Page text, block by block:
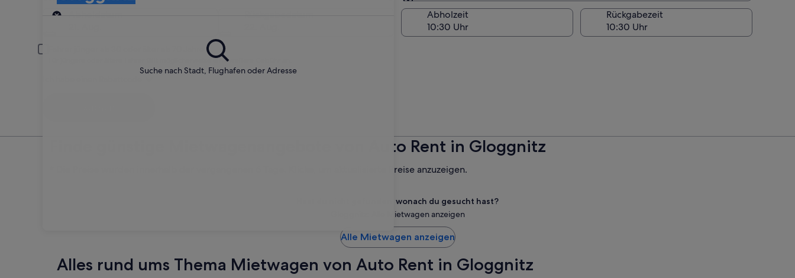
Suche nach Stadt, Flughafen oder Adresse
Abholort
Am Abholort
Abholzeit Rückgabezeit
Für jüngere oder ältere Fahrer fällt möglicherweise eine weitere Gebühr an.
Finde günstige Mietwagenangebote von Auto Rent in Gloggnitz
* Die Preise wurden innerhalb der vergangenen 6 Tage. Klicke, um aktualisierte Preise anzuzeigen.
Hast du nicht gefunden, wonach du gesucht hast?
Gloggnitz: Alle Mietwagen anzeigen
Alle Mietwagen anzeigen
Alles rund ums Thema Mietwagen von Auto Rent in Gloggnitz